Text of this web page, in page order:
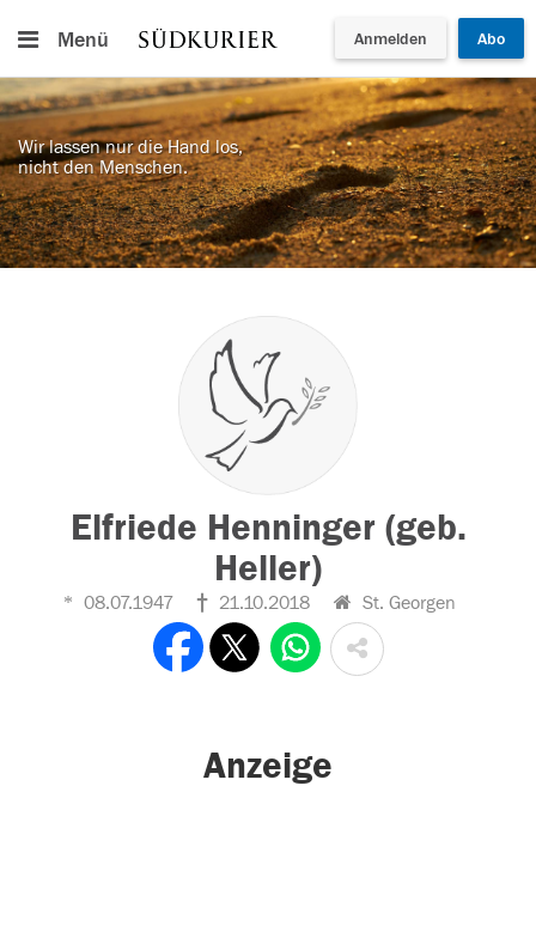
Menü Anmelden Abo
Wir lassen nur die Hand los,
nicht den Menschen.
Elfriede Henninger (geb.
Heller)
08.07.1947 21.10.2018 St. Georgen
Anzeige